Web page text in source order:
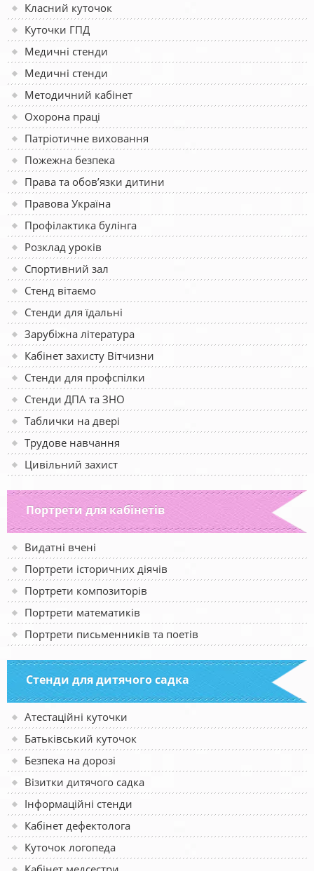
Класний куточок
Куточки ГПД
Медичні стенди
Медичні стенди
Методичний кабінет
Охорона праці
Патріотичне виховання
Пожежна безпека
Права та обов’язки дитини
Правова Україна
Профілактика булінга
Розклад уроків
Спортивний зал
Стенд вітаємо
Стенди для їдальні
Зарубіжна література
Кабінет захисту Вітчизни
Стенди для профспілки
Стенди ДПА та ЗНО
Таблички на двері
Трудове навчання
Цивільний захист
Портрети для кабінетів
Видатні вчені
Портрети історичних діячів
Портрети композиторів
Портрети математиків
Портрети письменників та поетів
Стенди для дитячого садка
Атестаційні куточки
Батьківський куточок
Безпека на дорозі
Візитки дитячого садка
Інформаційні стенди
Кабінет дефектолога
Куточок логопеда